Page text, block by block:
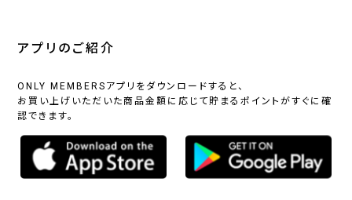
アプリのご紹介
ONLY MEMBERSアプリをダウンロードすると、
お買い上げいただいた商品金額に応じて貯まるポイントがすぐに確
認できます。